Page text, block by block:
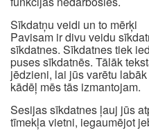
Sīkdatņu veidi un to mērķi
Pavisam ir divu veidu
sīkdatnes. Sīkdatnes tiek
puses sīkdatnēs. Tālāk
jēdzieni, lai jūs varētu
kādēļ mēs tās izmantojam.
Sesijas sīkdatnes ļauj jūs
tīmekļa vietni, iegaumējot